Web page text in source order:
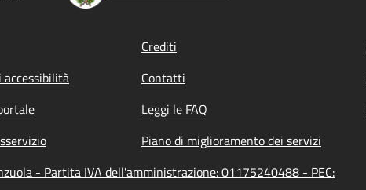
Crediti
accessibilità
Contatti
Leggi le FAQ
Piano di miglioramento dei servizi
- Partita IVA dell'amministrazione: 01175240488 - PEC: